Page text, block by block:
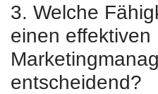
3. Welche
einen effektiven
entscheidend?